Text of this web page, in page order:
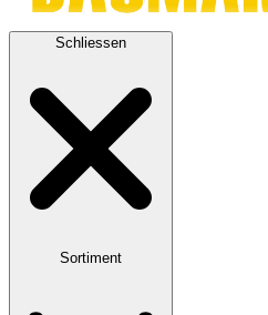
Schliessen
Sortiment